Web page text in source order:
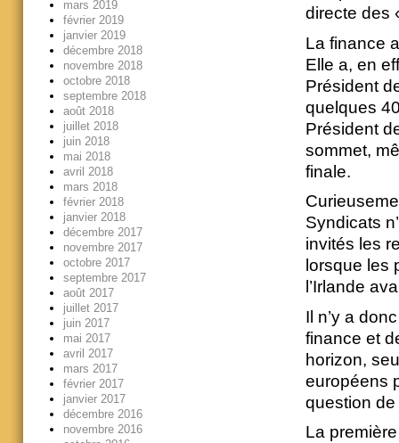
directe des
La finance
Elle a, en
Président
quelques
Président
sommet,
finale.
Syndicats
invités les
lorsque les
l’Irlande
Il n’y a
finance et
horizon,
européens
question
La
mars 2019
février 2019
janvier 2019
décembre 2018
novembre 2018
octobre 2018
septembre 2018
août 2018
juillet 2018
juin 2018
mai 2018
avril 2018
mars 2018
février 2018
janvier 2018
décembre 2017
novembre 2017
octobre 2017
septembre 2017
août 2017
juillet 2017
juin 2017
mai 2017
avril 2017
mars 2017
février 2017
janvier 2017
décembre 2016
novembre 2016